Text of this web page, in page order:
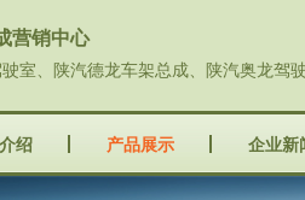
营销中心
室、陕汽德龙车架总成、陕汽奥龙驾
绍 产品展示 企业新